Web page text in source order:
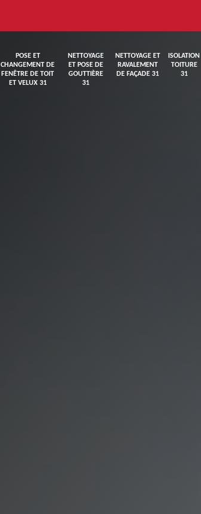
POSE ET
CHANGEMENT DE
FENÊTRE DE TOIT
ET VELUX 31
NETTOYAGE
ET POSE DE
GOUTTIÈRE
31
NETTOYAGE ET
RAVALEMENT
DE FAÇADE 31
ISOLATION
TOITURE
31